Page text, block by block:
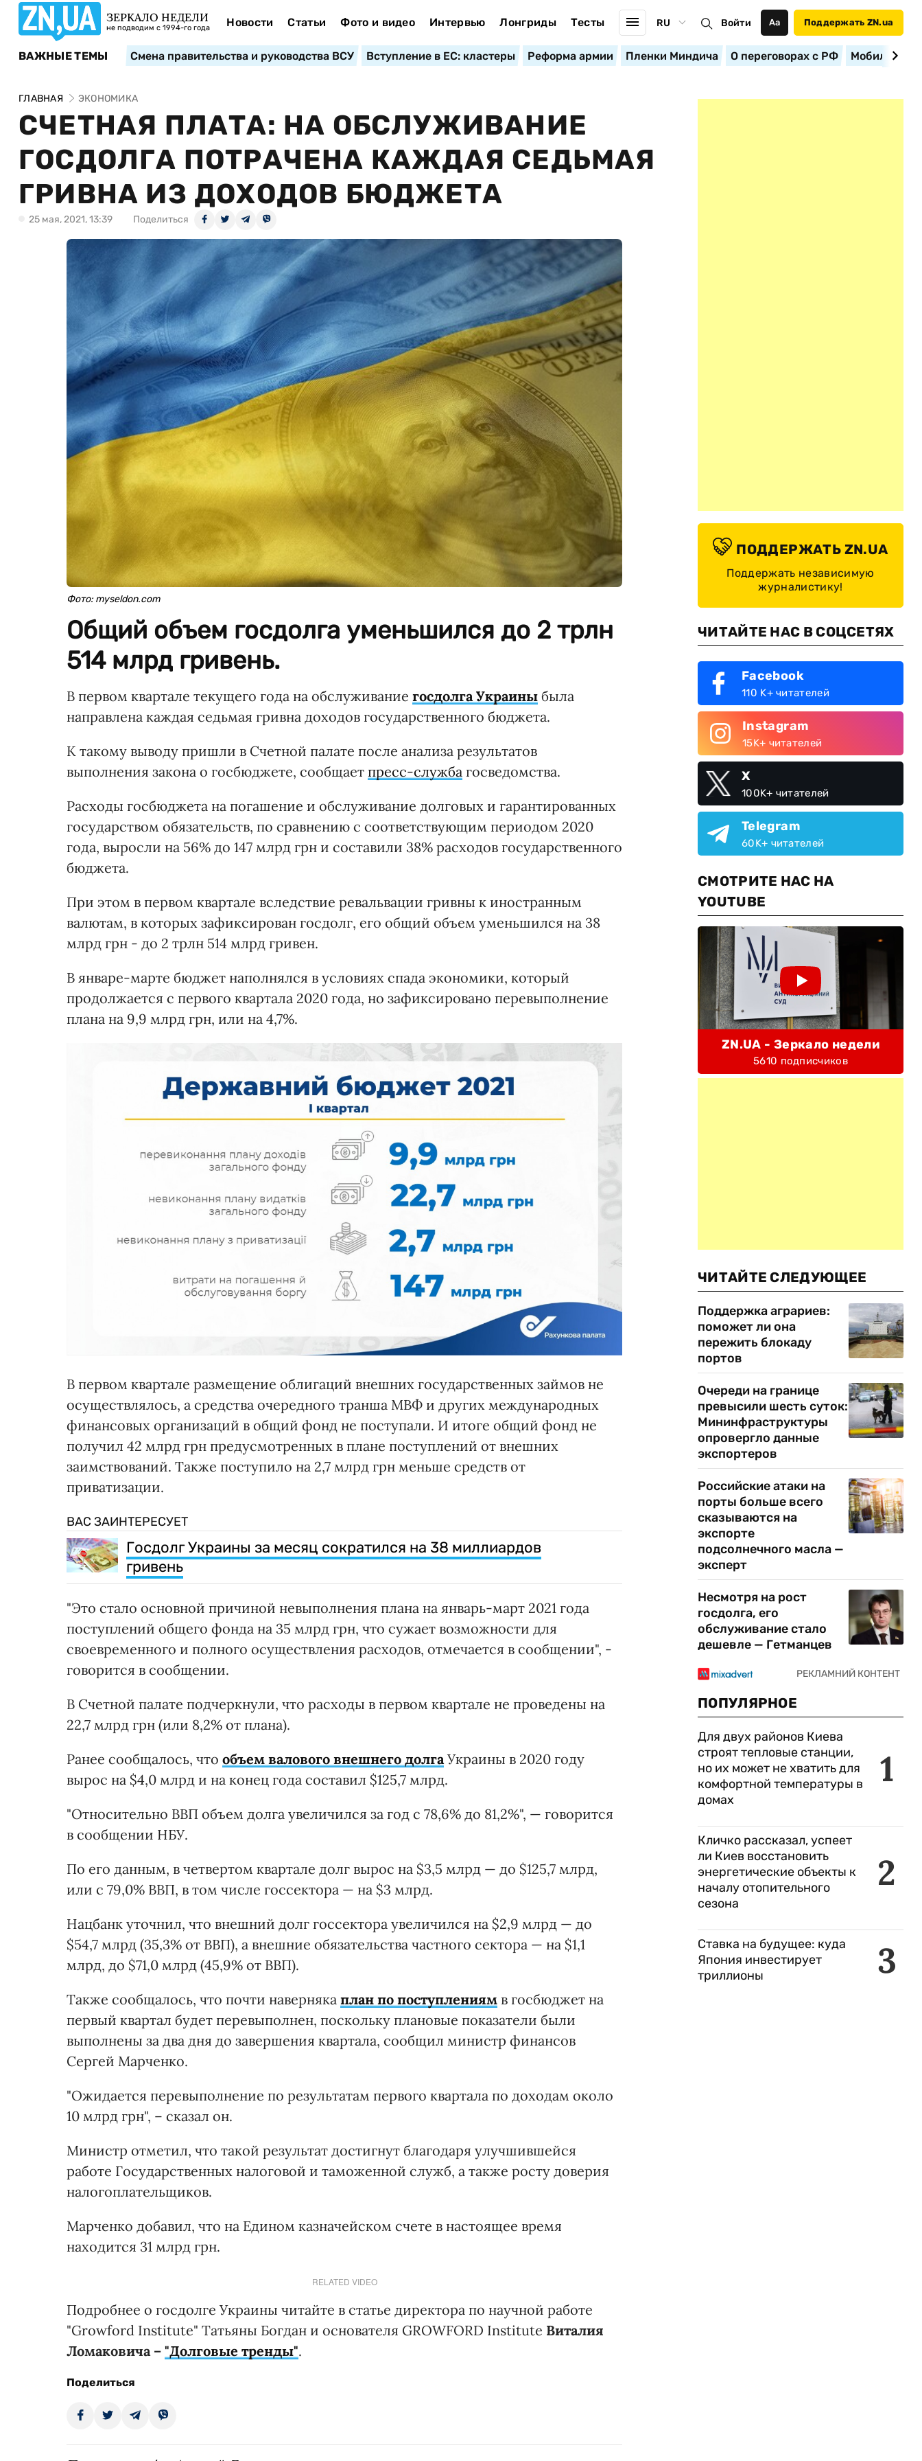
ЗЕРКАЛО НЕДЕЛИ
не подводим с 1994-го года Новости Статьи Фото и видео Интервью Лонгриды Тесты RU Войти Аа Поддержать ZN.ua
ВАЖНЫЕ ТЕМЫ Смена правительства и руководства ВСУ Вступление в ЕС: кластеры Реформа армии Пленки Миндича О переговорах с РФ
ГЛАВНАЯ ЭКОНОМИКА
СЧЕТНАЯ ПЛАТА: НА ОБСЛУЖИВАНИЕ
ГОСДОЛГА ПОТРАЧЕНА КАЖДАЯ СЕДЬМАЯ
ГРИВНА ИЗ ДОХОДОВ БЮДЖЕТА
25 мая, 2021, 13:39 Поделиться
Фото: myseldon.com
Общий объем госдолга уменьшился до 2 трлн
514 млрд гривень.
В первом квартале текущего года на обслуживание госдолга Украины была
направлена каждая седьмая гривна доходов государственного бюджета.
К такому выводу пришли в Счетной палате после анализа результатов
выполнения закона о госбюджете, сообщает пресс-служба госведомства.
Расходы госбюджета на погашение и обслуживание долговых и гарантированных
государством обязательств, по сравнению с соответствующим периодом 2020
года, выросли на 56% до 147 млрд грн и составили 38% расходов государственного
бюджета.
При этом в первом квартале вследствие ревальвации гривны к иностранным
валютам, в которых зафиксирован госдолг, его общий объем уменьшился на 38
млрд грн - до 2 трлн 514 млрд гривен.
В январе-марте бюджет наполнялся в условиях спада экономики, который
продолжается с первого квартала 2020 года, но зафиксировано перевыполнение
плана на 9,9 млрд грн, или на 4,7%.
В первом квартале размещение облигаций внешних государственных займов не
осуществлялось, а средства очередного транша МВФ и других международных
финансовых организаций в общий фонд не поступали. И итоге общий фонд не
получил 42 млрд грн предусмотренных в плане поступлений от внешних
заимствований. Также поступило на 2,7 млрд грн меньше средств от
приватизации.
ВАС ЗАИНТЕРЕСУЕТ
Госдолг Украины за месяц сократился на 38 миллиардов
гривень
"Это стало основной причиной невыполнения плана на январь-март 2021 года
поступлений общего фонда на 35 млрд грн, что сужает возможности для
своевременного и полного осуществления расходов, отмечается в сообщении", -
говорится в сообщении.
В Счетной палате подчеркнули, что расходы в первом квартале не проведены на
22,7 млрд грн (или 8,2% от плана).
Ранее сообщалось, что объем валового внешнего долга Украины в 2020 году
вырос на $4,0 млрд и на конец года составил $125,7 млрд.
"Относительно ВВП объем долга увеличился за год с 78,6% до 81,2%", — говорится
в сообщении НБУ.
По его данным, в четвертом квартале долг вырос на $3,5 млрд — до $125,7 млрд,
или с 79,0% ВВП, в том числе госсектора — на $3 млрд.
Нацбанк уточнил, что внешний долг госсектора увеличился на $2,9 млрд — до
$54,7 млрд (35,3% от ВВП), а внешние обязательства частного сектора — на $1,1
млрд, до $71,0 млрд (45,9% от ВВП).
Также сообщалось, что почти наверняка план по поступлениям в госбюджет на
первый квартал будет перевыполнен, поскольку плановые показатели были
выполнены за два дня до завершения квартала, сообщил министр финансов
Сергей Марченко.
"Ожидается перевыполнение по результатам первого квартала по доходам около
10 млрд грн", – сказал он.
Министр отметил, что такой результат достигнут благодаря улучшившейся
работе Государственных налоговой и таможенной служб, а также росту доверия
налогоплательщиков.
Марченко добавил, что на Едином казначейском счете в настоящее время
находится 31 млрд грн.
RELATED VIDEO
Подробнее о госдолге Украины читайте в статье директора по научной работе
"Growford Institute" Татьяны Богдан и основателя GROWFORD Institute Виталия
Ломаковича – "Долговые тренды".
Поделиться
ПОДДЕРЖАТЬ ZN.UA
Поддержать независимую
журналистику!
ЧИТАЙТЕ НАС В СОЦСЕТЯХ
Facebook
110 K+ читателей
Instagram
15K+ читателей
X
100K+ читателей
Telegram
60K+ читателей
СМОТРИТЕ НАС НА
YOUTUBE
ZN.UA - Зеркало недели
5610 подписчиков
ЧИТАЙТЕ СЛЕДУЮЩЕЕ
Поддержка аграриев:
поможет ли она
пережить блокаду
портов
Очереди на границе
превысили шесть суток:
Мининфраструктуры
опровергло данные
экспортеров
Российские атаки на
порты больше всего
сказываются на
экспорте
подсолнечного масла —
эксперт
Несмотря на рост
госдолга, его
обслуживание стало
дешевле — Гетманцев
ПОПУЛЯРНОЕ
1
Для двух районов Киева
строят тепловые станции,
но их может не хватить для
комфортной температуры в
домах
2
Кличко рассказал, успеет
ли Киев восстановить
энергетические объекты к
началу отопительного
сезона
3
Ставка на будущее: куда
Япония инвестирует
триллионы